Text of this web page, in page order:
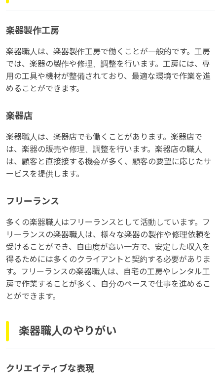
楽器製作工房
楽器職人は、楽器製作工房で働くことが一般的です。工房
では、楽器の製作や修理、調整を行います。工房には、専
用の工具や機材が整備されており、最適な環境で作業を進
めることができます。
楽器店
楽器職人は、楽器店でも働くことがあります。楽器店で
は、楽器の販売や修理、調整を行います。楽器店の職人
は、顧客と直接接する機会が多く、顧客の要望に応じたサ
ービスを提供します。
フリーランス
多くの楽器職人はフリーランスとして活動しています。フ
リーランスの楽器職人は、様々な楽器の製作や修理依頼を
受けることができ、自由度が高い一方で、安定した収入を
得るためには多くのクライアントと契約する必要がありま
す。フリーランスの楽器職人は、自宅の工房やレンタル工
房で作業することが多く、自分のペースで仕事を進めるこ
とができます。
楽器職人のやりがい
クリエイティブな表現